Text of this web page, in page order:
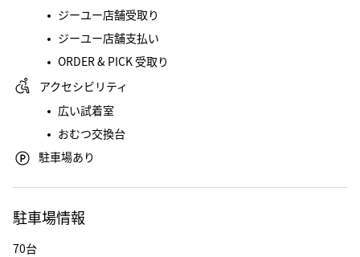
ジーユー店舗受取り
ジーユー店舗支払い
ORDER & PICK 受取り
アクセシビリティ
広い試着室
おむつ交換台
駐車場あり
駐車場情報
70台